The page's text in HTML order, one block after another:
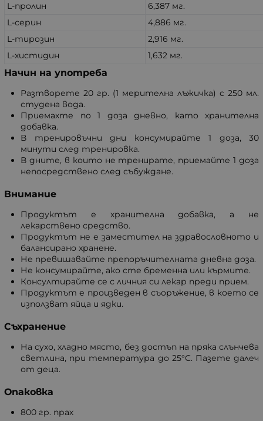
L-пролин
6,387 мг.
L-серин
4,886 мг.
L-тирозин
2,916 мг.
L-хистидин
1,632 мг.
Начин на употреба
Разтворете 20 гр. (1 мерителна лъжичка) с 250 мл.
студена вода.
Приемахте по 1 доза дневно, като хранителна
добавка.
В тренировъчни дни консумирайте 1 доза, 30
минути след тренировка.
В дните, в които не тренирате, приемайте 1 доза
непосредствено след събуждане.
Внимание
Продуктът е хранителна добавка, а не
лекарствено средство.
Продуктът не е заместител на здравословното и
балансирано хранене.
Не превишавайте препоръчителната дневна доза.
Не консумирайте, ако сте бременна или кърмите.
Консултирайте се с личния си лекар преди прием.
Продуктът е произведен в съоръжение, в което се
използват яйца и ядки.
Съхранение
На сухо, хладно място, без достъп на пряка слънчева
светлина, при температура до 25°С. Пазете далеч
от деца.
Опаковка
800 гр. прах